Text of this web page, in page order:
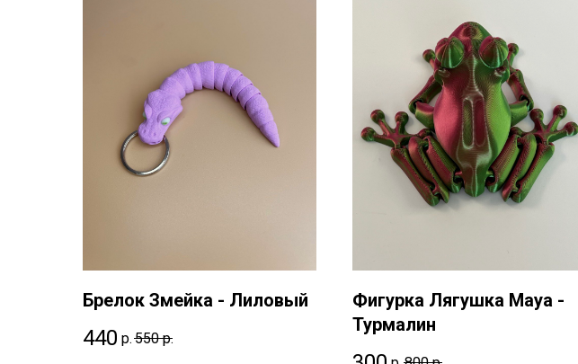
Брелок Змейка - Лиловый
440 р. 550 р.
Фигурка Лягушка Maya -
Турмалин